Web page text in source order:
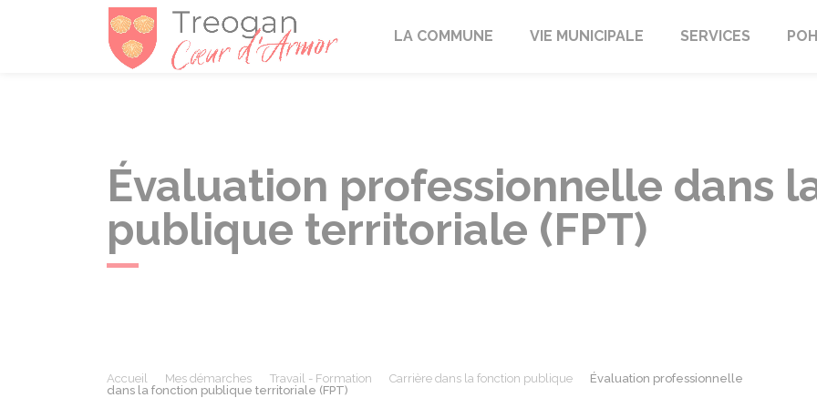
TréoganLA COMMUNE VIE MUNICIPALE SERVICES
Évaluation professionnelle dans
publique territoriale (FPT)
Accueil Mes démarches Travail - Formation Carrière dans la fonction publique
Évaluation professionnelle
dans la fonction publique territoriale (FPT)